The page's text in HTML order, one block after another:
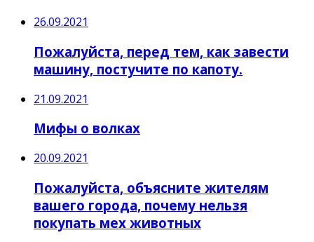
26.09.2021
Пожалуйста, перед тем, как завести
машину, постучите по капоту.
21.09.2021
Мифы о волках
20.09.2021
Пожалуйста, объясните жителям
вашего города, почему нельзя
покупать мех животных